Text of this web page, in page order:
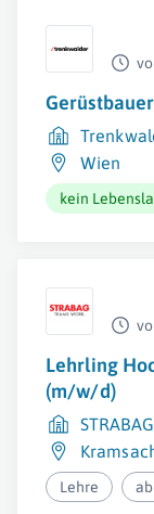
Wien
kein
Lehrling
(m/w/d)
Lehre